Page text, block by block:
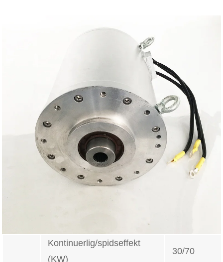
Kontinuerlig/spidseffekt
(KW)
30/70